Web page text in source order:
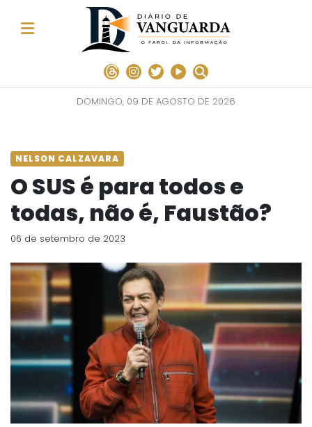
DOMINGO, 09 DE AGOSTO DE 2026
NELSON CALZAVARA
O SUS é para todos e
todas, não é, Faustão?
06 de setembro de 2023